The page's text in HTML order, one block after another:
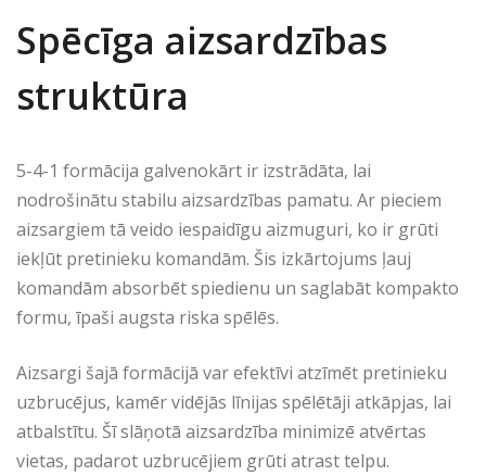
Spēcīga aizsardzības
struktūra
5-4-1 formācija galvenokārt ir izstrādāta, lai
nodrošinātu stabilu aizsardzības pamatu. Ar pieciem
aizsargiem tā veido iespaidīgu aizmuguri, ko ir grūti
iekļūt pretinieku komandām. Šis izkārtojums ļauj
komandām absorbēt spiedienu un saglabāt kompakto
formu, īpaši augsta riska spēlēs.
Aizsargi šajā formācijā var efektīvi atzīmēt pretinieku
uzbrucējus, kamēr vidējās līnijas spēlētāji atkāpjas, lai
atbalstītu. Šī slāņotā aizsardzība minimizē atvērtas
vietas, padarot uzbrucējiem grūti atrast telpu.